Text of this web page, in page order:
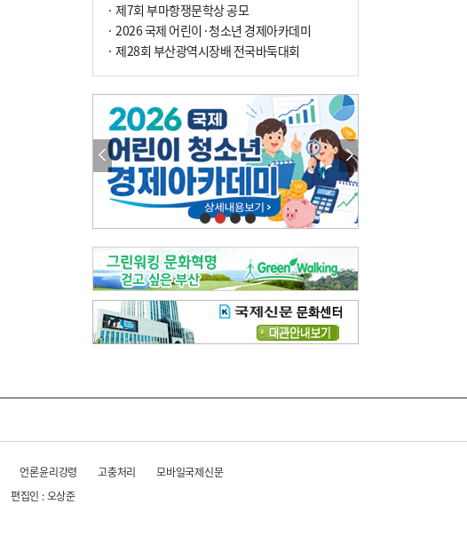
팩트체크 [전체보기]
서산 간월암
한 손 뉴스[전체보기]
골목 맛집 발굴 고메 셀렉션…부산시, 페스티벌 시월 연계
이란 공습 경고·취소 되풀이…오락가락 트럼프 비꼰 ‘타코’
오늘의 날씨-[전체보기]
오늘의 날씨- 2026년 8월 6일
오늘의 날씨- 2026년 8월 5일
우리 결혼해요-[전체보기]
우리 결혼해요- 김홍윤·정세빈 커플
· 제7회 부마항쟁문학상 공모
· 2026 국제 어린이·청소년 경제아카데미
· 제28회 부산광역시장배 전국바둑대회
언론윤리강령 고충처리
모바일국제신문
편집인 : 오상준